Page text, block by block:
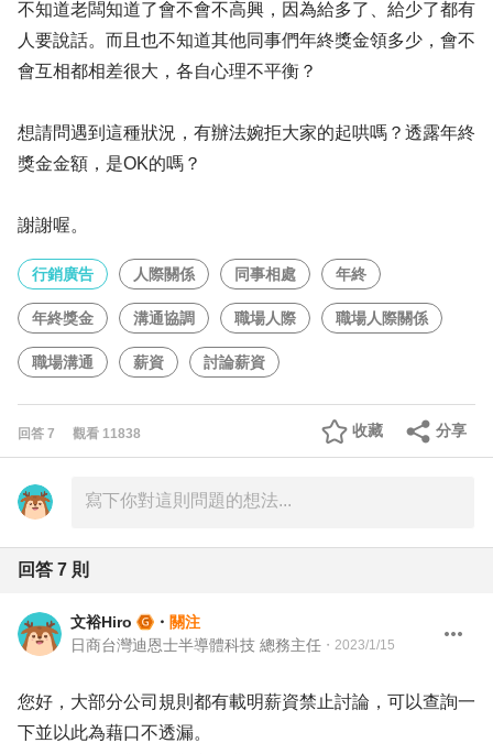
不知道老闆知道了會不會不高興，因為給多了、給少了都有
人要說話。而且也不知道其他同事們年終獎金領多少，會不
會互相都相差很大，各自心理不平衡？
想請問遇到這種狀況，有辦法婉拒大家的起哄嗎？透露年終
獎金金額，是OK的嗎？
謝謝喔。
行銷廣告 人際關係 同事相處 年終
年終獎金 溝通協調 職場人際 職場人際關係
職場溝通 薪資 討論薪資
回答 7 觀看 11838 分享
收藏
回答 7 則
文裕Hiro ・ 關注
日商台灣迪恩士半導體科技 總務主任 ・ 2023/1/15
您好，大部分公司規則都有載明薪資禁止討論，可以查詢一
下並以此為藉口不透漏。